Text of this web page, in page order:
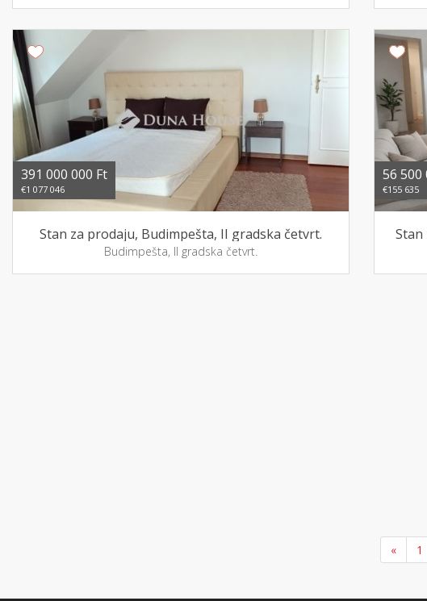
391 000 000 Ft
€1 077 046
Stan za prodaju, Budimpešta, II gradska četvrt.
Budimpešta, II gradska četvrt.
56 500
€155 635
Stan
« 1